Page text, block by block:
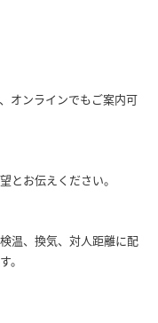
オンラインでもご案内可
とお伝えください。
温、換気、対人距離に配
。